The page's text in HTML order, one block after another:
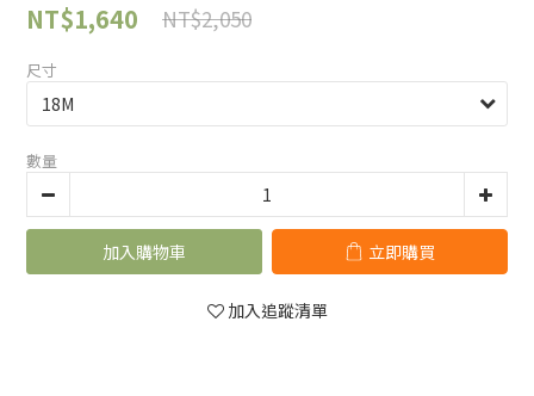
NT$1,640 NT$2,050
尺寸
數量
加入購物車 立即購買
加入追蹤清單